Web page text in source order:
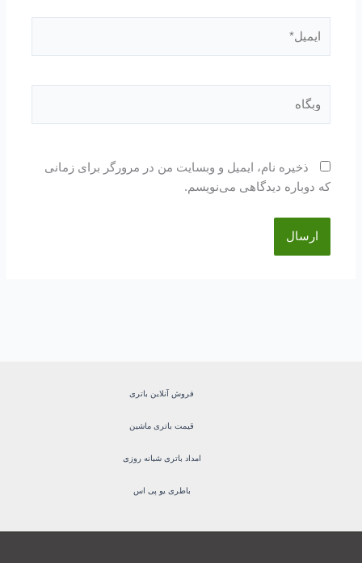
ذخیره نام، ایمیل و وبسایت من در مرورگر برای زمانی
که دوباره دیدگاهی می‌نویسم.
فروش آنلاین باتری
قیمت باتری ماشین
امداد باتری شبانه روزی
باطری یو پی اس